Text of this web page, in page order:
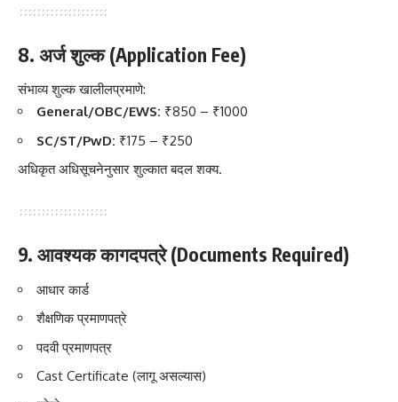
8. अर्ज शुल्क (Application Fee)
संभाव्य शुल्क खालीलप्रमाणे:
General/OBC/EWS: ₹850 – ₹1000
SC/ST/PwD: ₹175 – ₹250
अधिकृत अधिसूचनेनुसार शुल्कात बदल शक्य.
9. आवश्यक कागदपत्रे (Documents Required)
आधार कार्ड
शैक्षणिक प्रमाणपत्रे
पदवी प्रमाणपत्र
Cast Certificate (लागू असल्यास)